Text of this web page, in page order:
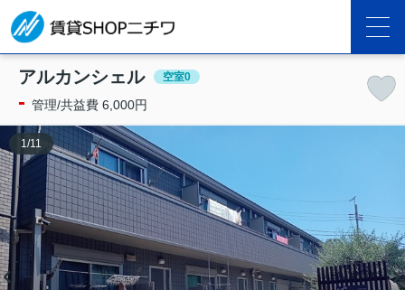
アルカンシェル 空室0
- 管理/共益費 6,000円
1 /11